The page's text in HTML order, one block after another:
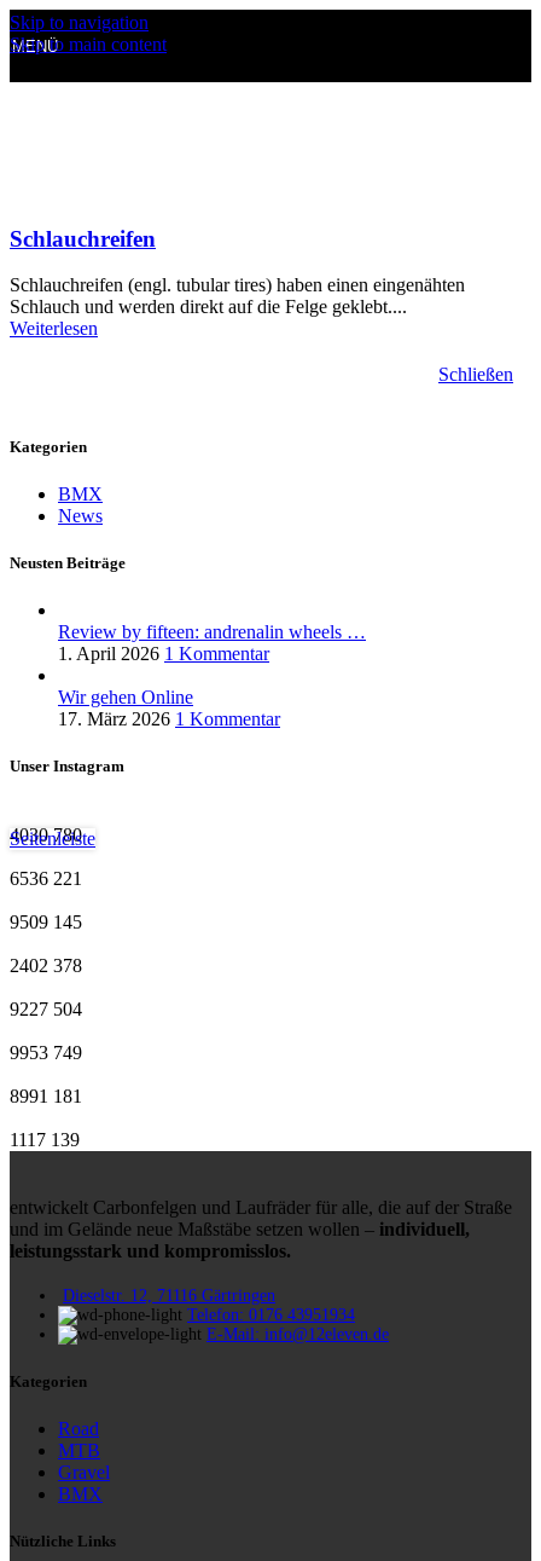
Skip to navigation
Skip to main content
MENÜ
Schlauchreifen
Schlauchreifen (engl. tubular tires) haben einen eingenähten
Schlauch und werden direkt auf die Felge geklebt....
Weiterlesen
Schließen
Kategorien
BMX
News
Neusten Beiträge
Review by fifteen: andrenalin wheels …
1. April 2026 1 Kommentar
Wir gehen Online
17. März 2026 1 Kommentar
Unser Instagram
4030 780
6536 221
9509 145
2402 378
9227 504
9953 749
8991 181
1117 139
entwickelt Carbonfelgen und Laufräder für alle, die auf der Straße
und im Gelände neue Maßstäbe setzen wollen – individuell,
leistungsstark und kompromisslos.
Dieselstr. 12, 71116 Gärtringen
Telefon: 0176 43951934
E-Mail: info@12eleven.de
Kategorien
Road
MTB
Gravel
BMX
Nützliche Links
Seitenleiste